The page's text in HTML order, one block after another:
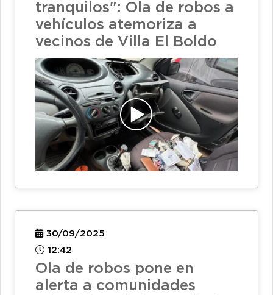
tranquilos": Ola de robos a
vehículos atemoriza a
vecinos de Villa El Boldo
30/09/2025
12:42
Ola de robos pone en
alerta a comunidades